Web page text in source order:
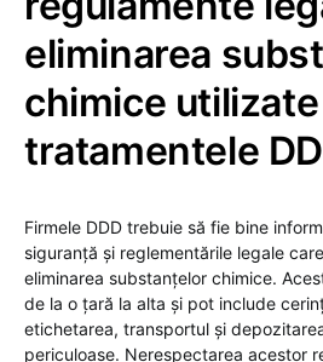
eliminarea
chimice
tratamentele
Firmele DDD trebuie să fie bine
siguranță și reglementările legale
eliminarea substanțelor chimice.
de la o țară la alta și pot include
etichetarea, transportul și
periculoase. Nerespectarea acestor